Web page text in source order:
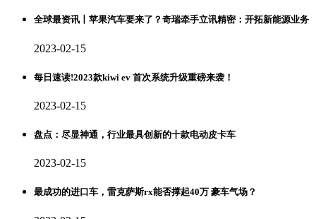
全球最资讯丨苹果汽车要来了？奇瑞牵手立讯精密：开拓新能源业务
2023-02-15
每日速读!2023款kiwi ev 首次系统升级重磅来袭！
2023-02-15
盘点：尽显神通，行业最具创新的十款电动皮卡车
2023-02-15
最成功的进口车，雷克萨斯rx能否撑起40万 豪车气场？